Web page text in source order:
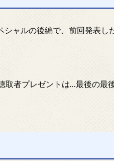
ャルの後編で、前回発表し
取者プレゼントは…最後の最